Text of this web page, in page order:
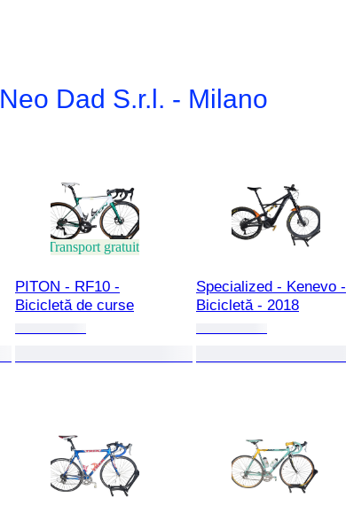
Neo Dad S.r.l. - Milano
Transport gratuit
PITON - RF10 -
Bicicletă de curse
Specialized - Kenevo -
Bicicletă - 2018